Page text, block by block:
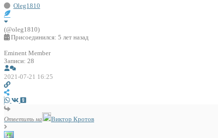
Oleg1810
(@oleg1810)
Присоединился: 5 лет назад
Eminent Member
Записи: 28
2021-07-21 16:25
Ответить на Виктор Кротов